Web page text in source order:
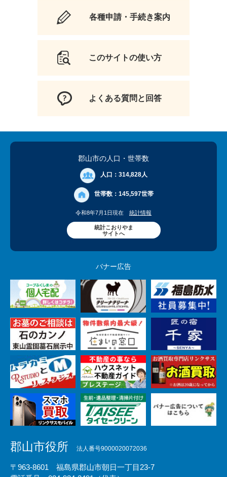
各種申請・手続き案内
このサイトの使い方
よくある質問と回答
郡山市の人口 ・世帯数
人口： 314,828人
世帯数： 145,597世帯
令和8年7月1日現在 統計情報
統計こおりやま
サイトへ
バナー広告
郡山市役所 法人番号9000020072036
〒963-8601 福島県郡山市朝日一丁目23-7